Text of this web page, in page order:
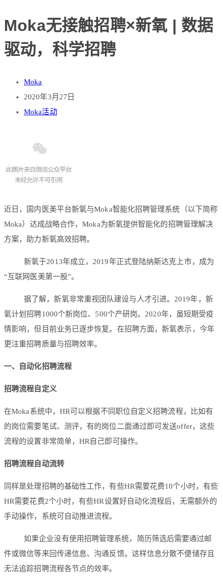
Moka无接触招聘×新氧 | 数据
驱动，科学招聘
Moka
2020年3月27日
Moka活动
近日，国内医美平台新氧与Moka智能化招聘管理系统（以下简称
Moka）达成战略合作，Moka为新氧提供智能化的招聘管理解决
方案，助力新氧高效招聘。
新氧于2013年成立，2019年正式登陆纳斯达克上市，成为
“互联网医美第一股”。
据了解，新氧非常重视团队建设与人才引进。2019年，新
氧计划招聘1000个新岗位、500个产研岗。2020年，虽短期受疫
情影响，但目前业务已逐步恢复。在招聘方面，新氧表示，今年
更注重招聘质量与招聘效率。
一、 自动化招聘流程
招聘流程自定义
在Moka系统中，HR可以根据不同职位自定义招聘流程，比如有
的岗位需要笔试、测评，有的岗位二面通过即可发送offer，这些
流程的设置非常简单，HR自己即可操作。
招聘流程自动流转
同样是处理招聘的基础性工作，有些HR需要花费10个小时，有些
HR需要花费2个小时，有些HR设置好自动化流程后，无需额外的
手动操作，系统可自动推进流程。
如果企业没有使用招聘管理系统，简历筛选后需要通过邮
件或微信等来回传递信息、沟通反馈。这样信息分散不便储存且
无法追踪招聘流程各节点的效率。